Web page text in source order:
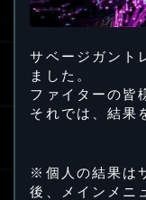
サベージガント
ました。
ファイターの皆
それでは、結果
※個人の結果は
後、メインメニ